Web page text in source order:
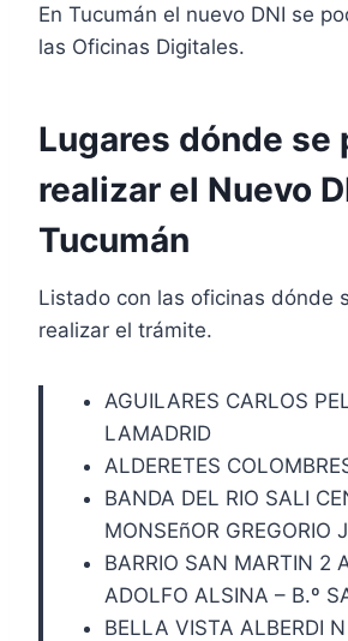
En Tucumán el nuevo DNI se
las Oficinas Digitales.
Lugares dónde se
realizar el Nuevo
Tucumán
Listado con las oficinas dónde
realizar el trámite.
AGUILARES CARLOS
LAMADRID
ALDERETES
BANDA DEL RIO SALI
MONSEñOR GREGORIO
BARRIO SAN MARTIN 2
ADOLFO ALSINA – B.º
BELLA VISTA ALBERDI